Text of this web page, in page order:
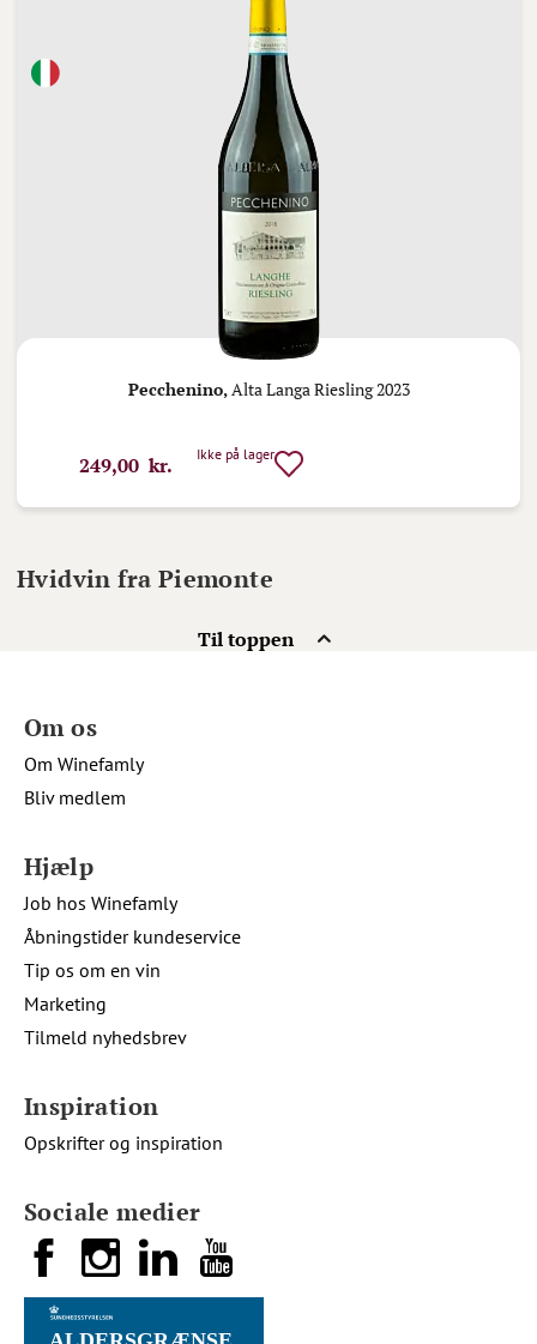
Pecchenino,Alta Langa Riesling 2023
249,00 kr. Ikke på lager
Til toppen
Hvidvin fra Piemonte
Sociale medier
Om os
Om Winefamly
Bliv medlem
Hjælp
Job hos Winefamly
Åbningstider kundeservice
Tip os om en vin
Marketing
Tilmeld nyhedsbrev
Inspiration
Opskrifter og inspiration